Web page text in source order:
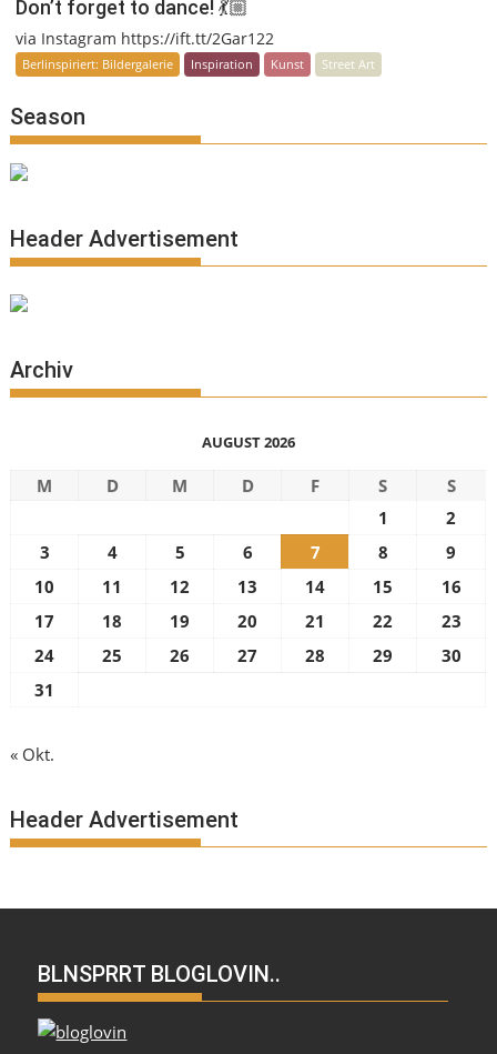
Don’t forget to dance! 💃🏼
via Instagram https://ift.tt/2Gar122
Berlinspiriert: Bildergalerie Inspiration Kunst Street Art
Season
Header Advertisement
Archiv
AUGUST 2026
M D M D F S
S
1
2
3
4 5 6 7 8
9
10
11 12 13 14 15
16
17
18 19 20 21 22
23
24
25 26 27 28 29
30
31
« Okt.
Header Advertisement
BLNSPRRT BLOGLOVIN..